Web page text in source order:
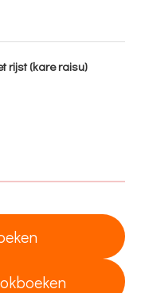
rijst (kare raisu)